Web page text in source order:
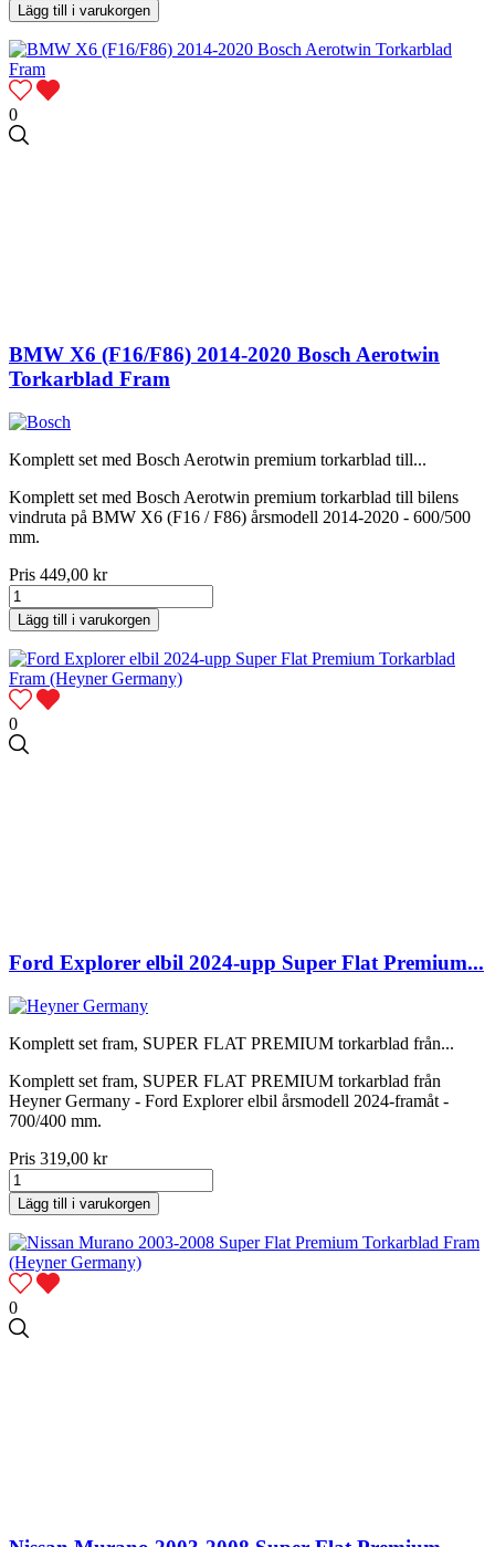
Lägg till i varukorgen
0
BMW X6 (F16/F86) 2014-2020 Bosch Aerotwin
Torkarblad Fram
Komplett set med Bosch Aerotwin premium torkarblad till...
Komplett set med Bosch Aerotwin premium torkarblad till bilens
vindruta på BMW X6 (F16 / F86) årsmodell 2014-2020 - 600/500
mm.
Pris 449,00 kr
Lägg till i varukorgen
0
Ford Explorer elbil 2024-upp Super Flat Premium...
Komplett set fram, SUPER FLAT PREMIUM torkarblad från...
Komplett set fram, SUPER FLAT PREMIUM torkarblad från
Heyner Germany - Ford Explorer elbil årsmodell 2024-framåt -
700/400 mm.
Pris 319,00 kr
Lägg till i varukorgen
0